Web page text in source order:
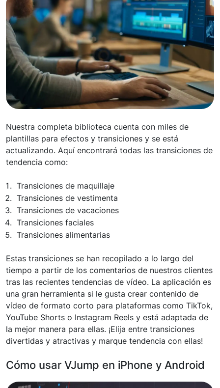
Nuestra completa biblioteca cuenta con miles de
plantillas para efectos y transiciones y se está
actualizando. Aquí encontrará todas las transiciones de
tendencia como:
Transiciones de maquillaje
Transiciones de vestimenta
Transiciones de vacaciones
Transiciones faciales
Transiciones alimentarias
Estas transiciones se han recopilado a lo largo del
tiempo a partir de los comentarios de nuestros clientes
tras las recientes tendencias de vídeo. La aplicación es
una gran herramienta si le gusta crear contenido de
vídeo de formato corto para plataformas como TikTok,
YouTube Shorts o Instagram Reels y está adaptada de
la mejor manera para ellas. ¡Elija entre transiciones
divertidas y atractivas y marque tendencia con ellas!
Cómo usar VJump en iPhone y Android